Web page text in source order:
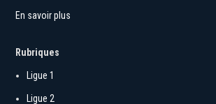
Rubriques
Ligue 1